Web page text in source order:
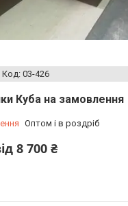
03-426
Куба на замовлення
Оптом і в роздріб
8 700 ₴